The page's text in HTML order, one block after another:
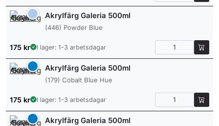
Akrylfärg Galeria 500ml
(446) Powder Blue
175 kr I lager: 1-3 arbetsdagar
Akrylfärg Galeria 500ml
(179) Cobalt Blue Hue
175 kr I lager: 1-3 arbetsdagar
Akrylfärg Galeria 500ml